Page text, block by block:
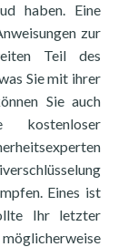
haben. Eine
zur
Teil des
Sie mit ihrer
Sie auch
Eines ist
Ihr letzter